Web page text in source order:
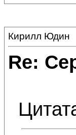
Кирилл Юдин
Re: